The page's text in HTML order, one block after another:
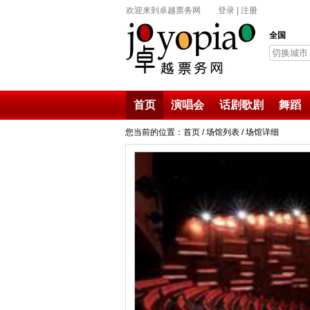
欢迎来到卓越票务网 登录 注册
全国
切换城市
首页 演唱会 话剧歌剧 舞蹈
您当前的位置：首页 /场馆列表 / 场馆详细